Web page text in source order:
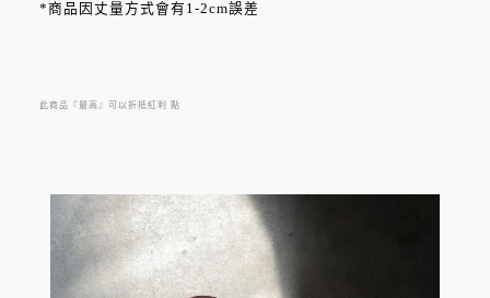
*商品因丈量方式會有1-2cm誤差
與時間的限制，併同著細緻的作工，呈現在如同藝品般的鞋
此商品『最高』可以折抵紅利 點